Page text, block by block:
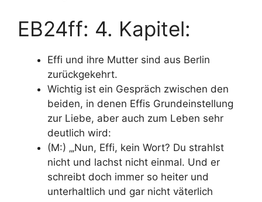
EB24ff: 4. Kapitel:
Effi und ihre Mutter sind aus Berlin
zurückgekehrt.
Wichtig ist ein Gespräch zwischen den
beiden, in denen Effis Grundeinstellung
zur Liebe, aber auch zum Leben sehr
deutlich wird:
(M:) „‚Nun, Effi, kein Wort? Du strahlst
nicht und lachst nicht einmal. Und er
schreibt doch immer so heiter und
unterhaltlich und gar nicht väterlich